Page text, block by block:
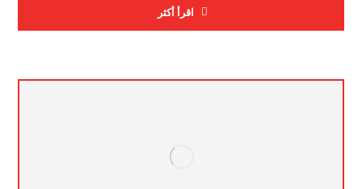
اقرأ أكثر